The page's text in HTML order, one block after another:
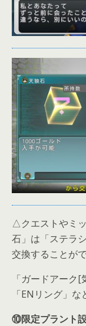
△クエストやミ
石」は「ステラ
交換することがで
「ガードアー
「ENリング」
⑩限定プラント